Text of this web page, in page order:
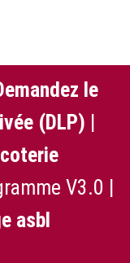
le
(DLP) |
V3.0 |
asbl